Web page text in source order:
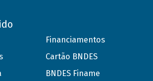
Financiamentos
Cartão BNDES
BNDES Finame